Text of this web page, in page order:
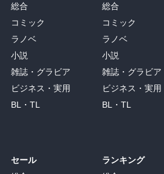
総合
コミック
ラノベ
小説
雑誌・グラビア
ビジネス・実用
BL・TL
セール
総合
コミック
ラノベ
小説
雑誌・グラビア
ビジネス・実用
BL・TL
ランキング